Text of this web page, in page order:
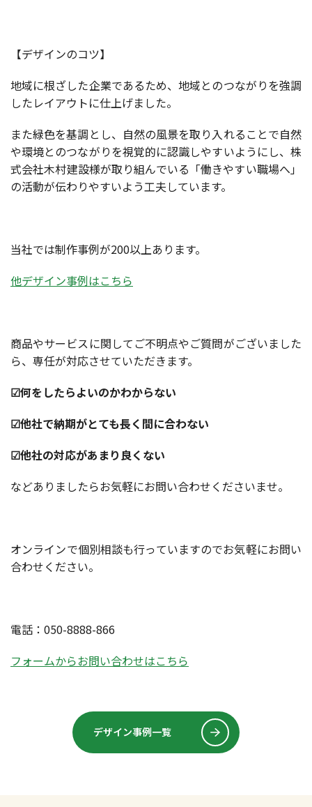
【デザインのコツ】
地域に根ざした企業であるため、地域とのつながりを強調
したレイアウトに仕上げました。
また緑色を基調とし、自然の風景を取り入れることで自然
や環境とのつながりを視覚的に認識しやすいようにし、株
式会社木村建設様が取り組んでいる「働きやすい職場へ」
の活動が伝わりやすいよう工夫しています。
当社では制作事例が200以上あります。
他デザイン事例はこちら
商品やサービスに関してご不明点やご質問がございました
ら、専任が対応させていただきます。
☑何をしたらよいのかわからない
☑他社で納期がとても長く間に合わない
☑他社の対応があまり良くない
などありましたらお気軽にお問い合わせくださいませ。
オンラインで個別相談も行っていますのでお気軽にお問い
合わせください。
電話：050-8888-866
フォームからお問い合わせはこちら
デザイン事例一覧